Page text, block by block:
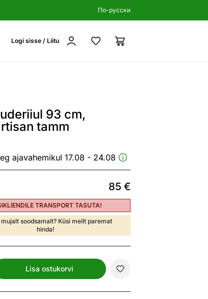
По-русски
Logi sisse / Liitu
93 cm,
tamm
ajavahemikul 17.08 - 24.08
85 €
TRANSPORT TASUTA!
mujalt soodsamalt? Küsi meilt paremat
hinda!
Lisa ostukorvi